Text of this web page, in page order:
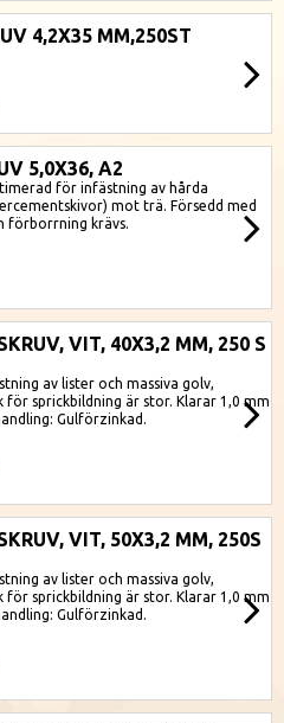
4,2X35 MM,250ST
5,0X36, A2
för infästning av hårda
mot trä. Försedd med
förborrning krävs.
VIT, 40X3,2 MM, 250 S
av lister och massiva golv,
för sprickbildning är stor. Klarar 1,0 mm
Gulförzinkad.
VIT, 50X3,2 MM, 250S
av lister och massiva golv,
för sprickbildning är stor. Klarar 1,0 mm
Gulförzinkad.